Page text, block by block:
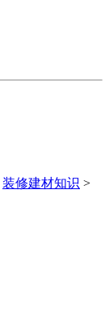
装修建材知识 >